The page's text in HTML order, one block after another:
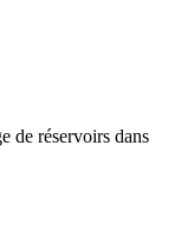
de réservoirs dans